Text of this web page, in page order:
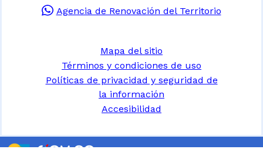
Agencia de Renovación del Territorio
Mapa del sitio
Términos y condiciones de uso
Políticas de privacidad y seguridad de
la información
Accesibilidad